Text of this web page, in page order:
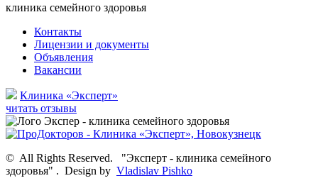
клиника семейного здоровья
Контакты
Лицензии и документы
Объявления
Вакансии
Клиника «Эксперт»
читать отзывы
© All Rights Reserved.
"Эксперт - клиника семейного
здоровья" . Design by Vladislav Pishko